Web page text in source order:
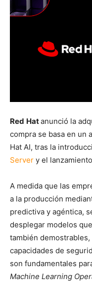
Red Hatanunció la
compra se basa en un
Hat AI, tras la
Server y el
A medida que las
a la producción
predictiva y agéntica,
desplegar modelos
también
capacidades de
son fundamentales
Machine Learning